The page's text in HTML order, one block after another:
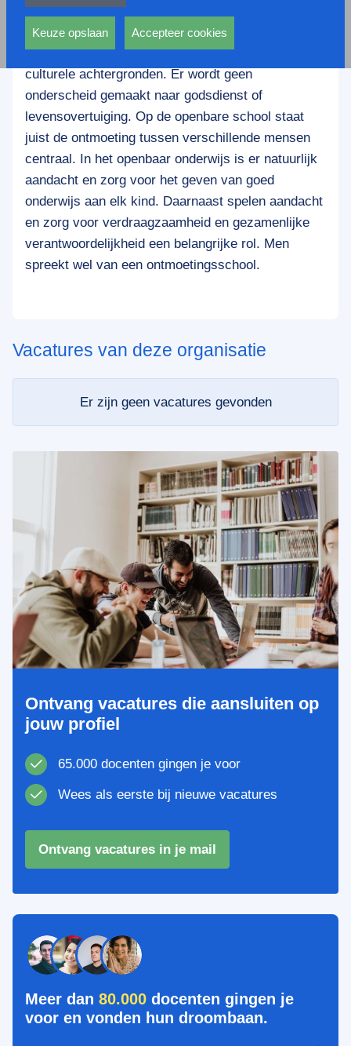
De kinderen, die openbaar onderwijs volgen,
hebben uiteenlopende maatschappelijke en
culturele achtergronden. Er wordt geen
onderscheid gemaakt naar godsdienst of
levensovertuiging. Op de openbare school staat
juist de ontmoeting tussen verschillende mensen
centraal. In het openbaar onderwijs is er natuurlijk
aandacht en zorg voor het geven van goed
onderwijs aan elk kind. Daarnaast spelen aandacht
en zorg voor verdraagzaamheid en gezamenlijke
verantwoordelijkheid een belangrijke rol. Men
spreekt wel van een ontmoetingsschool.
Vacatures van deze organisatie
Er zijn geen vacatures gevonden
Ontvang vacatures die aansluiten op
jouw profiel
65.000 docenten gingen je voor
Wees als eerste bij nieuwe vacatures
Ontvang vacatures in je mail
Meer dan 80.000 docenten gingen je
voor en vonden hun droombaan.
andere wordt voorkomen dat dezelfde advertentie
voortdurend verschijnt.
Keuze opslaan Accepteer cookies